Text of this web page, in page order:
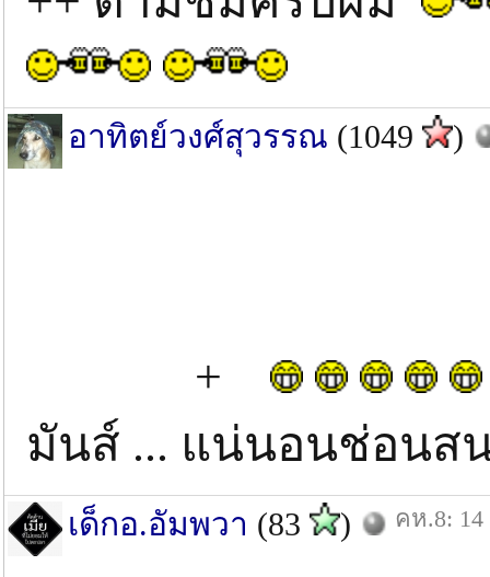
อาทิตย์วงศ์สุวรรณ (1049 )
+
มันส์ ... แน่นอนช่อน
เด็กอ.อัมพวา (83 ) คห.8: